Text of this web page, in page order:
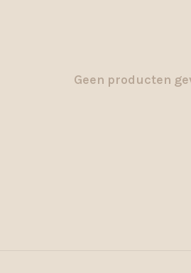
Geen producten